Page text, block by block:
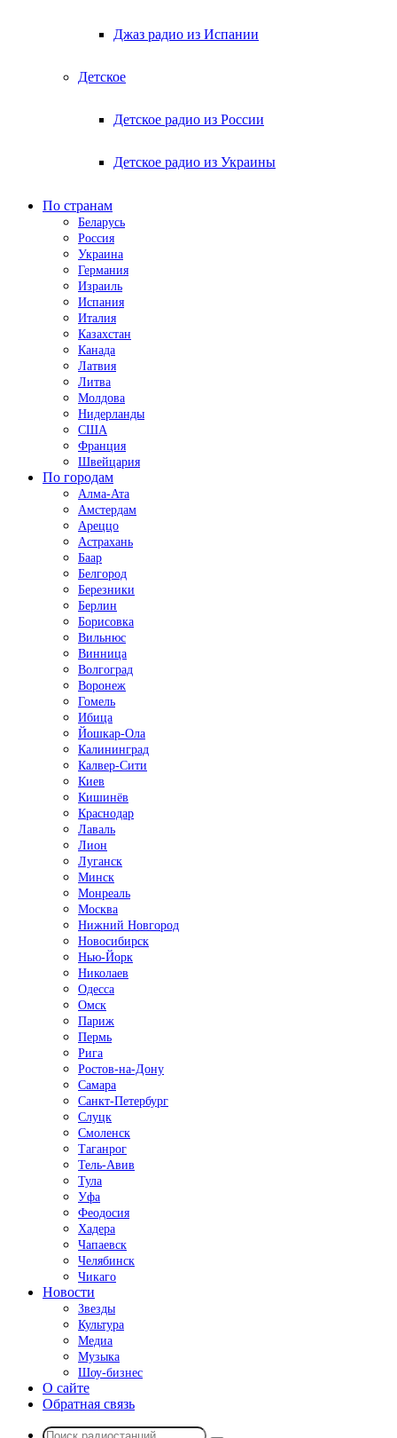
Джаз радио из Испании
Детское
Детское радио из России
Детское радио из Украины
По странам
Беларусь
Россия
Украина
Германия
Израиль
Испания
Италия
Казахстан
Канада
Латвия
Литва
Молдова
Нидерланды
США
Франция
Швейцария
По городам
Алма-Ата
Амстердам
Ареццо
Астрахань
Баар
Белгород
Березники
Берлин
Борисовка
Вильнюс
Винница
Волгоград
Воронеж
Гомель
Ибица
Йошкар-Ола
Калининград
Калвер-Сити
Киев
Кишинёв
Краснодар
Лаваль
Лион
Луганск
Минск
Монреаль
Москва
Нижний Новгород
Новосибирск
Нью-Йорк
Николаев
Одесса
Омск
Париж
Пермь
Рига
Ростов-на-Дону
Самара
Санкт-Петербург
Слуцк
Смоленск
Таганрог
Тель-Авив
Тула
Уфа
Феодосия
Хадера
Чапаевск
Челябинск
Чикаго
Новости
Звезды
Культура
Медиа
Музыка
Шоу-бизнес
О сайте
Обратная связь